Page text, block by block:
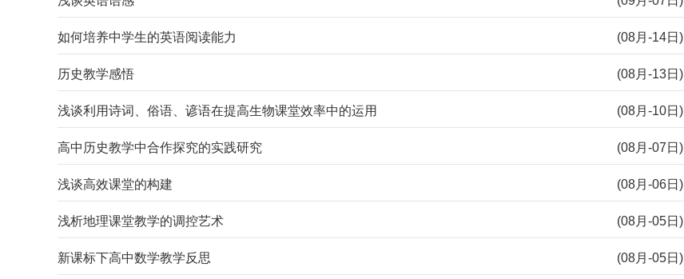
如何培养中学生的英语阅读能力 (08月-14日)
历史教学感悟 (08月-13日)
浅谈利用诗词、俗语、谚语在提高生物课堂效率中的运用 (08月-10日)
高中历史教学中合作探究的实践研究 (08月-07日)
浅谈高效课堂的构建 (08月-06日)
浅析地理课堂教学的调控艺术 (08月-05日)
新课标下高中数学教学反思 (08月-05日)